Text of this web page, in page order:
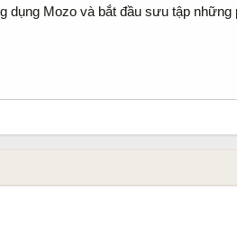
Mozo và bắt đầu sưu tập những